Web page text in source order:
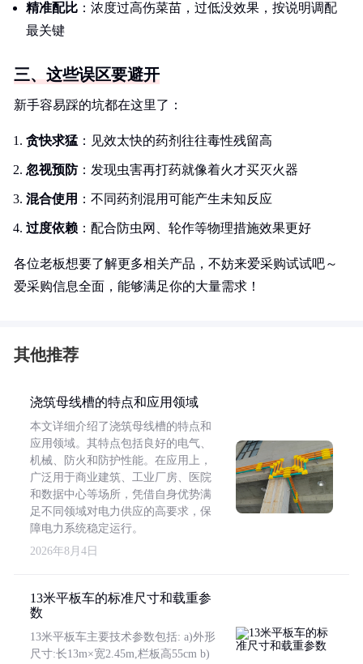
精准配比 ：浓度过高伤菜苗，过低没效果，按说明调配
最关键
三、这些误区要避开
新手容易踩的坑都在这里了：
贪快求猛 ：见效太快的药剂往往毒性残留高
忽视预防：发现虫害再打药就像着火才买灭火器
混合使用 ：不同药剂混用可能产生未知反应
过度依赖 ：配合防虫网、轮作等物理措施效果更好
各位老板想要了解更多相关产品，不妨来爱采购试试吧～
爱采购信息全面，能够满足你的大量需求！
其他推荐
浇筑母线槽的特点和应用领域
本文详细介绍了浇筑母线槽的特点和
应用领域。其特点包括良好的电气、
机械、防火和防护性能。在应用上，
广泛用于商业建筑、工业厂房、医院
和数据中心等场所，凭借自身优势满
足不同领域对电力供应的高要求，保
障电力系统稳定运行。
2026年8月4日
13米平板车的标准尺寸和载重参
数
13米平板车主要技术参数包括: a)外形
尺寸:长13m×宽2.45m,栏板高55cm b)